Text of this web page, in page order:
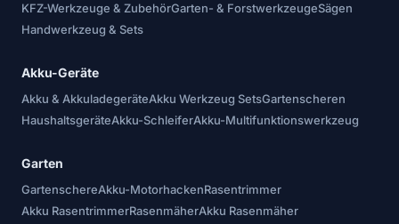
KFZ-Werkzeuge & ZubehörGarten- & ForstwerkzeugeSägen
Handwerkzeug & Sets
Akku-Geräte
Akku & AkkuladegeräteAkku Werkzeug SetsGartenscheren
HaushaltsgeräteAkku-SchleiferAkku-Multifunktionswerkzeug
Garten
GartenschereAkku-MotorhackenRasentrimmer
Akku RasentrimmerRasenmäherAkku Rasenmäher